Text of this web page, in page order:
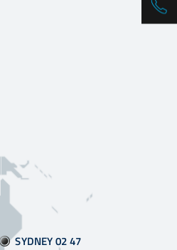
SYDNEY 02:47